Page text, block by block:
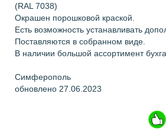
(RAL 7038)
Окрашен порошковой краской.
Есть возможность устанавливать
Поставляются в собранном виде.
В наличии большой ассортимент
Симферополь
обновлено 27.06.2023